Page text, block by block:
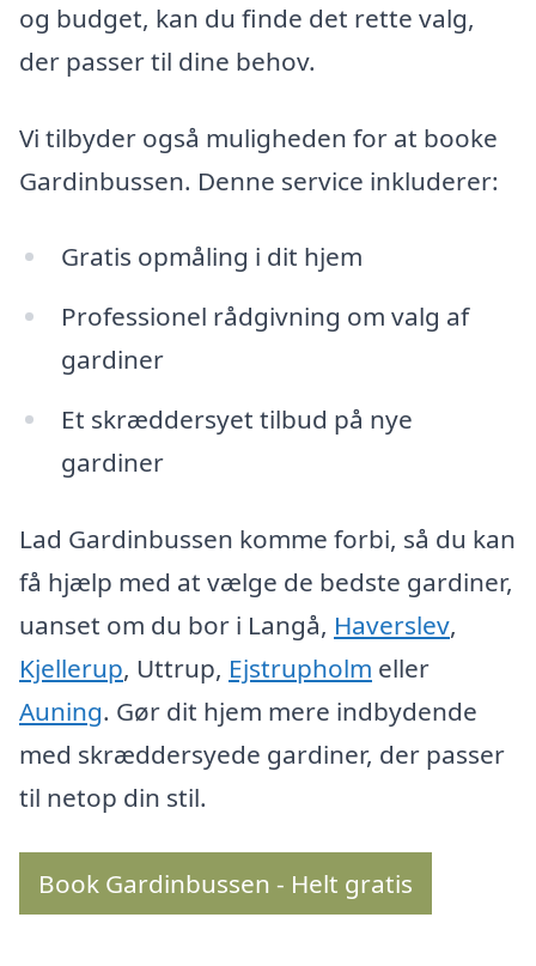
og budget, kan du finde det rette valg,
der passer til dine behov.
Vi tilbyder også muligheden for at booke
Gardinbussen. Denne service inkluderer:
Gratis opmåling i dit hjem
Professionel rådgivning om valg af
gardiner
Et skræddersyet tilbud på nye
gardiner
Lad Gardinbussen komme forbi, så du kan
få hjælp med at vælge de bedste gardiner,
uanset om du bor i Langå, Haverslev,
Kjellerup, Uttrup, Ejstrupholm eller
Auning. Gør dit hjem mere indbydende
med skræddersyede gardiner, der passer
til netop din stil.
Book Gardinbussen - Helt gratis